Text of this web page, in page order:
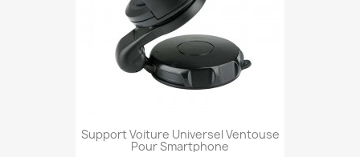
Support Voiture Universel Ventouse
Pour Smartphone